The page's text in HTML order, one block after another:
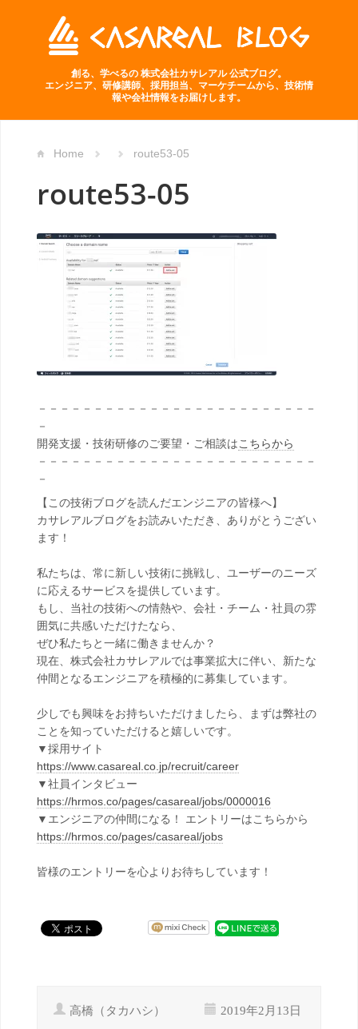
創る、学べるの 株式会社カサレアル 公式ブログ。
エンジニア、研修講師、採用担当、マーケチームから、技術情
報や会社情報をお届けします。
Home route53-05
route53-05
－－－－－－－－－－－－－－－－－－－－－－－－－
－
開発支援・技術研修のご要望・ご相談はこちらから
－－－－－－－－－－－－－－－－－－－－－－－－－
－
【この技術ブログを読んだエンジニアの皆様へ】
カサレアルブログをお読みいただき、ありがとうござい
ます！
私たちは、常に新しい技術に挑戦し、ユーザーのニーズ
に応えるサービスを提供しています。
もし、当社の技術への情熱や、会社・チーム・社員の雰
囲気に共感いただけたなら、
ぜひ私たちと一緒に働きませんか？
現在、株式会社カサレアルでは事業拡大に伴い、新たな
仲間となるエンジニアを積極的に募集しています。
少しでも興味をお持ちいただけましたら、まずは弊社の
ことを知っていただけると嬉しいです。
▼採用サイト
https://www.casareal.co.jp/recruit/career
▼社員インタビュー
https://hrmos.co/pages/casareal/jobs/0000016
▼エンジニアの仲間になる！ エントリーはこちらから
https://hrmos.co/pages/casareal/jobs
皆様のエントリーを心よりお待ちしています！
高橋（タカハシ） 2019年2月13日